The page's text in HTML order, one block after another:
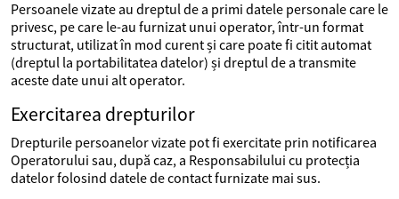
Persoanele vizate au dreptul de a primi datele personale care le
privesc, pe care le-au furnizat unui operator, într-un format
structurat, utilizat în mod curent și care poate fi citit automat
(dreptul la portabilitatea datelor) și dreptul de a transmite
aceste date unui alt operator.
Exercitarea drepturilor
Drepturile persoanelor vizate pot fi exercitate prin notificarea
Operatorului sau, după caz, a Responsabilului cu protecția
datelor folosind datele de contact furnizate mai sus.